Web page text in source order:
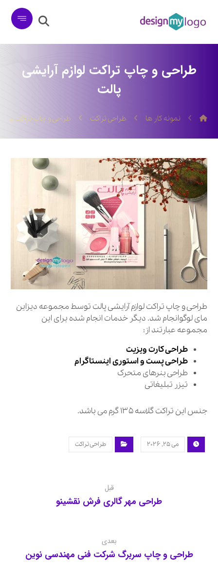
طراحی و چاپ تراکت لوازم آرایشی
پالت
نمونه کار ها طراحی تراکت طراحی و چاپ تراکت
طراحی و چاپ تراکت لوازم آرایشی پالت توسط مجموعه دیزاین
مای لوگوانجام شد. دیگر خدمات انجام شده برای این
مجموعه عبارتند از:
طراحی کارت ویزیت
طراحی پست و استوری اینستاگرام
طراحی بنرهای متحرک
تیزر تبلیغاتی
جنس این تراکت گلاسه ۱۳۵ گرم می باشد.
می ۲۵, ۲۰۲۶ طراحی تراکت
قبل
طراحی مهر گالری فرش نقشینو
بعدی
طراحی و چاپ سربرگ شرکت فنی مهندسی نوین